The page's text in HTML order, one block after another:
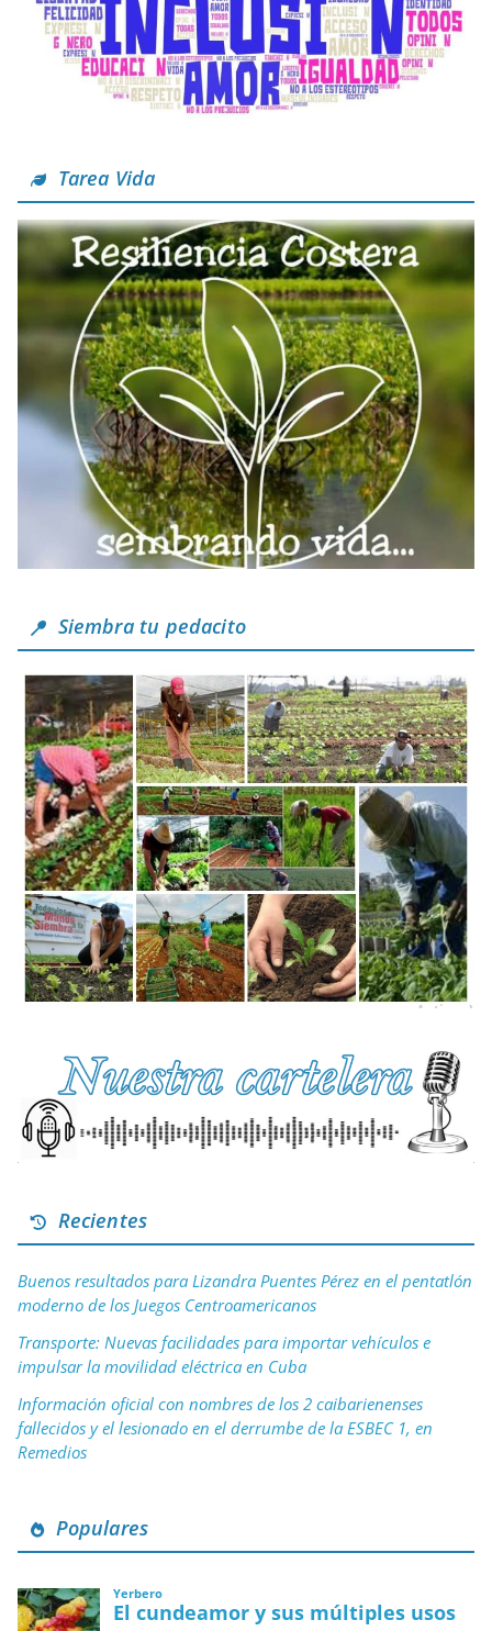
Tarea Vida
Siembra tu pedacito
Recientes
Buenos resultados para Lizandra Puentes Pérez en el pentatlón
moderno de los Juegos Centroamericanos
Transporte: Nuevas facilidades para importar vehículos e
impulsar la movilidad eléctrica en Cuba
Información oficial con nombres de los 2 caibarienenses
fallecidos y el lesionado en el derrumbe de la ESBEC 1, en
Remedios
Populares